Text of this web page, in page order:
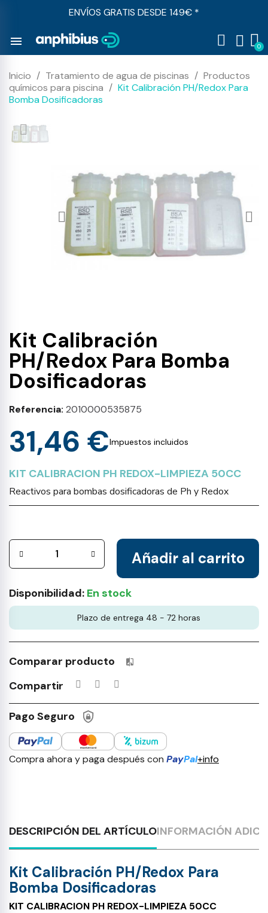
ENVÍOS GRATIS DESDE 149€ *
menu
Inicio Tratamiento de agua de piscinas
Productos
químicos para piscina
Kit Calibración PH/Redox Para
Bomba Dosificadoras
Kit Calibración
PH/Redox Para Bomba
Dosificadoras
Referencia 2010000535875
31,46 €Impuestos incluidos
KIT CALIBRACION PH REDOX-LIMPIEZA 50CC
Reactivos para bombas dosificadoras de Ph y Redox
Añadir al carrito
Disponibilidad: En stock
Plazo de entrega 48 - 72 horas
Comparar producto Productos incluidos en tu lista
Compartir
Pago Seguro
Compra ahora y paga después con PayPal+info
DESCRIPCIÓN DEL ARTÍCULOINFORMACIÓN
Kit Calibración PH/Redox Para
Bomba Dosificadoras
KIT CALIBRACION PH REDOX-LIMPIEZA 50CC